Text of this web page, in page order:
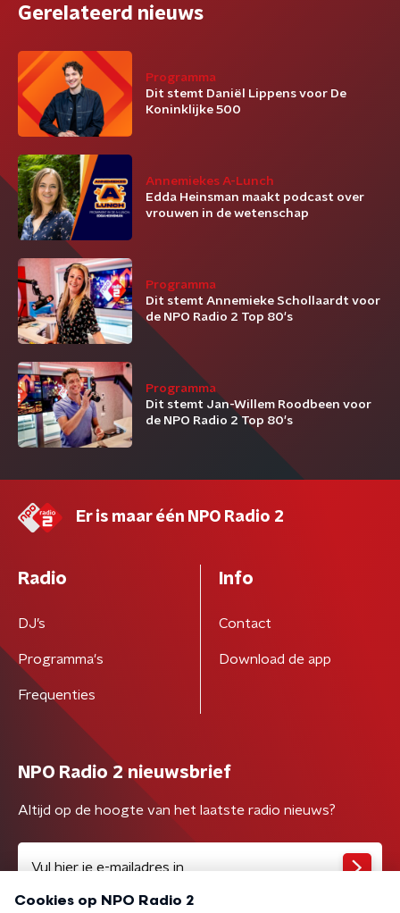
Gerelateerd nieuws
Programma
Dit stemt Daniël Lippens voor De
Koninklijke 500
Annemiekes A-Lunch
Edda Heinsman maakt podcast over
vrouwen in de wetenschap
Programma
Dit stemt Annemieke Schollaardt voor
de NPO Radio 2 Top 80's
Programma
Dit stemt Jan-Willem Roodbeen voor
de NPO Radio 2 Top 80's
Er is maar één NPO Radio 2
Radio
DJ’s
Programma's
Frequenties
Info
Contact
Download de app
NPO Radio 2 nieuwsbrief
Altijd op de hoogte van het laatste radio nieuws?